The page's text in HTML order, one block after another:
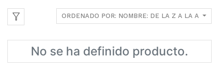
ORDENADO POR: NOMBRE: DE LA Z A LA A
No se ha definido producto.